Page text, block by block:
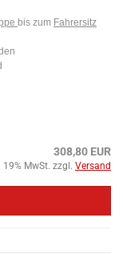
bis zum Fahrersitz
308,80 EUR
19% MwSt. zzgl. Versand